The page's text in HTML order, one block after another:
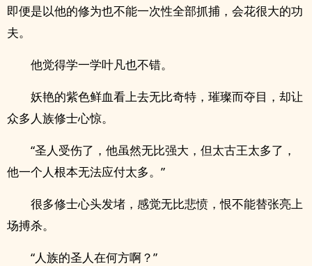
即便是以他的修为也不能一次性全部抓捕，会花很大的功
夫。
他觉得学一学叶凡也不错。
妖艳的紫色鲜血看上去无比奇特，璀璨而夺目，却让
众多人族修士心惊。
“圣人受伤了，他虽然无比强大，但太古王太多了，
他一个人根本无法应付太多。”
很多修士心头发堵，感觉无比悲愤，恨不能替张亮上
场搏杀。
“人族的圣人在何方啊？”